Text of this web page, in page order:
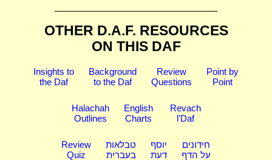
OTHER D.A.F. RESOURCES
ON THIS DAF
Insights to
the Daf
Background
to the Daf
Review
Questions
Point by
Point
Halachah
Outlines
English
Charts
Revach
l'Daf
Review
Quiz
טבלאות
בעברית
יוסף
דעת
חידונים
על הדף